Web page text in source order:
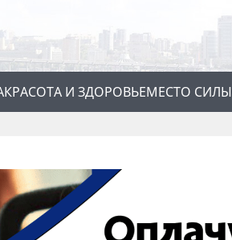
КРАСОТА И ЗДОРОВЬЕМЕСТО СИЛЫ